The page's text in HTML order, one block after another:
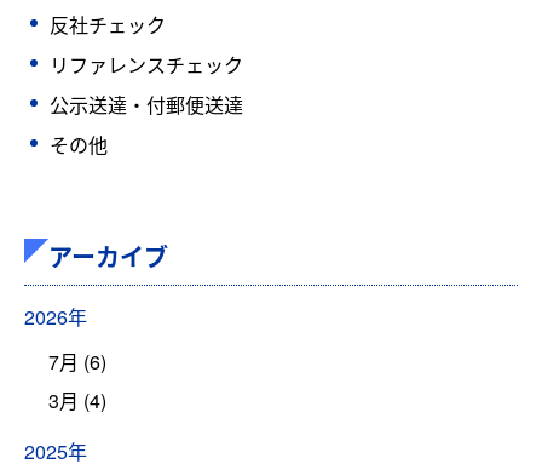
反社チェック
リファレンスチェック
公示送達・付郵便送達
その他
アーカイブ
2026年
7月 (6)
3月 (4)
2025年